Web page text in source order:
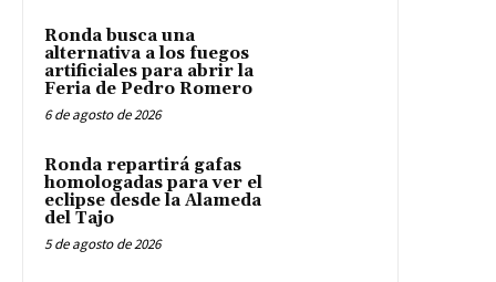
Ronda busca una
alternativa a los fuegos
artificiales para abrir la
Feria de Pedro Romero
6 de agosto de 2026
Ronda repartirá gafas
homologadas para ver el
eclipse desde la Alameda
del Tajo
5 de agosto de 2026